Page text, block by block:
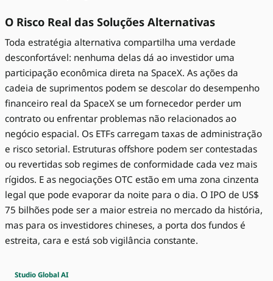
O Risco Real das Soluções Alternativas
Toda estratégia alternativa compartilha uma verdade
desconfortável: nenhuma delas dá ao investidor uma
participação econômica direta na SpaceX. As ações da
cadeia de suprimentos podem se descolar do desempenho
financeiro real da SpaceX se um fornecedor perder um
contrato ou enfrentar problemas não relacionados ao
negócio espacial. Os ETFs carregam taxas de administração
e risco setorial. Estruturas offshore podem ser contestadas
ou revertidas sob regimes de conformidade cada vez mais
rígidos. E as negociações OTC estão em uma zona cinzenta
legal que pode evaporar da noite para o dia. O IPO de US$
75 bilhões pode ser a maior estreia no mercado da história,
mas para os investidores chineses, a porta dos fundos é
estreita, cara e está sob vigilância constante.
Studio Global AI